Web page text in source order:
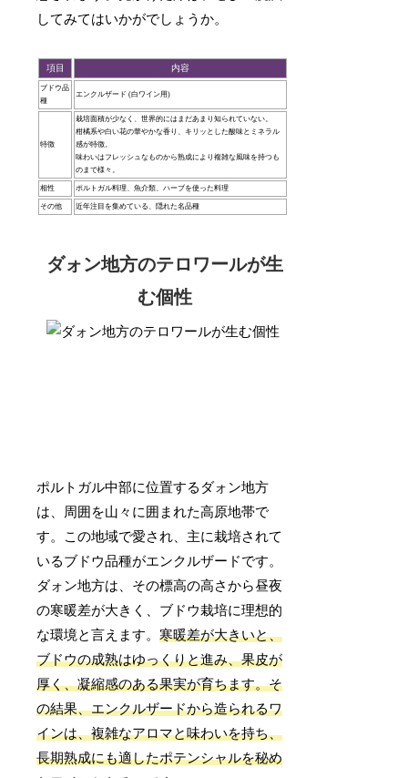
してみてはいかがでしょうか。
項目 内容
ブドウ品
種
エンクルザード (白ワイン用)
特徴
栽培面積が少なく、世界的にはまだあまり知られていない。
柑橘系や白い花の華やかな香り、キリッとした酸味とミネラル
感が特徴。
味わいはフレッシュなものから熟成により複雑な風味を持つも
のまで様々。
相性 ポルトガル料理、魚介類、ハーブを使った料理
その他 近年注目を集めている、隠れた名品種
ダォン地方のテロワールが生
む個性
ポルトガル中部に位置するダォン地方
は、周囲を山々に囲まれた高原地帯で
す。この地域で愛され、主に栽培されて
いるブドウ品種がエンクルザードです。
ダォン地方は、その標高の高さから昼夜
の寒暖差が大きく、ブドウ栽培に理想的
な環境と言えます。寒暖差が大きいと、
ブドウの成熟はゆっくりと進み、果皮が
厚く、凝縮感のある果実が育ちます。そ
の結果、エンクルザードから造られるワ
インは、複雑なアロマと味わいを持ち、
長期熟成にも適したポテンシャルを秘め